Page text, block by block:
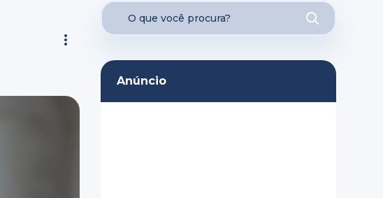
Anúncio